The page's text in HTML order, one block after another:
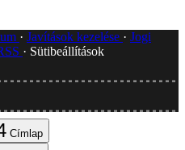
Javítások kezelése
Jogi
Sütibeállítások
Címlap